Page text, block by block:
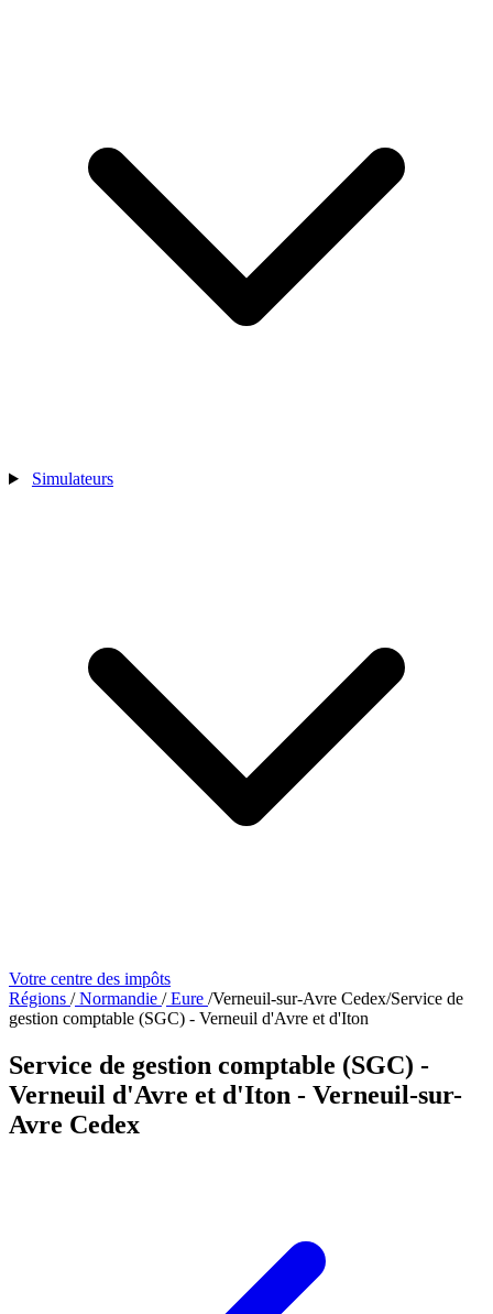
Simulateurs
Votre centre des impôts
Régions /Normandie /Eure /Verneuil-sur-Avre Cedex/Service de
gestion comptable (SGC) - Verneuil d'Avre et d'Iton
Service de gestion comptable (SGC) -
Verneuil d'Avre et d'Iton - Verneuil-sur-
Avre Cedex